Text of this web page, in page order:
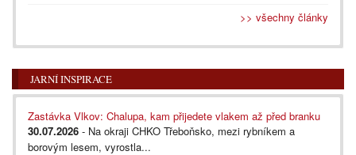
>> všechny články
JARNÍ INSPIRACE
Zastávka Vlkov: Chalupa, kam přijedete vlakem až před branku
30.07.2026 - Na okraji CHKO Třeboňsko, mezi rybníkem a
borovým lesem, vyrostla...